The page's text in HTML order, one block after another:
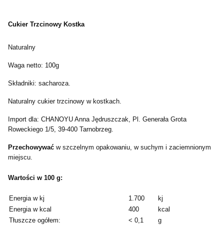
Cukier Trzcinowy Kostka
Naturalny
Waga netto: 100g
Składniki: sacharoza.
Naturalny cukier trzcinowy w kostkach.
Import dla: CHANOYU Anna Jędruszczak, Pl. Generała Grota
Roweckiego 1/5, 39-400 Tarnobrzeg.
Przechowywać w szczelnym opakowaniu, w suchym i zaciemnionym
miejscu.
Wartości w 100 g:
Energia w kj 1.700
kj
Energia w kcal
400
kcal
Tłuszcze ogółem:
< 0,1
g